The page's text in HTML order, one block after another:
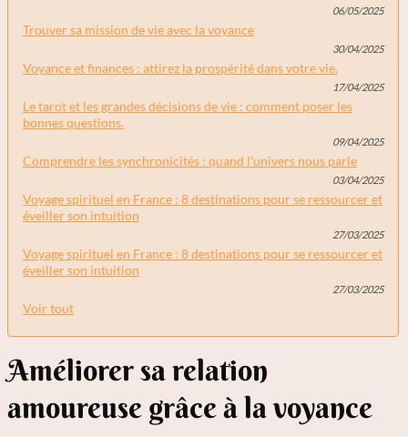
06/05/2025
Trouver sa mission de vie avec la voyance
30/04/2025
Voyance et finances : attirez la prospérité dans votre vie.
17/04/2025
Le tarot et les grandes décisions de vie : comment poser les
bonnes questions.
09/04/2025
Comprendre les synchronicités : quand l'univers nous parle
03/04/2025
Voyage spirituel en France : 8 destinations pour se ressourcer et
éveiller son intuition
27/03/2025
Voyage spirituel en France : 8 destinations pour se ressourcer et
éveiller son intuition
27/03/2025
Voir tout
Améliorer sa relation
amoureuse grâce à la voyance